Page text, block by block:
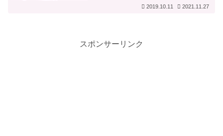
2019.10.11 2021.11.27
スポンサーリンク